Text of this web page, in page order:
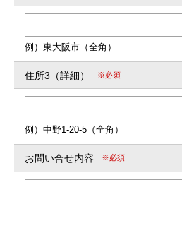
例）東大阪市（全角）
住所3（詳細） ※必須
例）中野1-20-5（全角）
お問い合せ内容 ※必須